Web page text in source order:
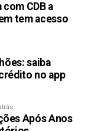
com CDB a
tem acesso
saiba
no app
Após Anos